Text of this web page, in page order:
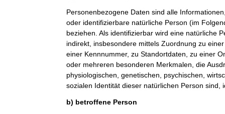
Personenbezogene Daten sind alle
oder identifizierbare natürliche Person (im
beziehen. Als identifizierbar wird eine natürliche
indirekt, insbesondere mittels Zuordnung zu
einer Kennnummer, zu Standortdaten, zu einer
oder mehreren besonderen Merkmalen, die
physiologischen, genetischen, psychischen,
sozialen Identität dieser natürlichen Person sind,
b) betroffene Person